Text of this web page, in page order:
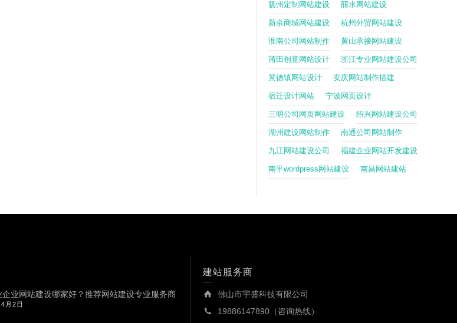
扬州定制网站建设 丽水网站建设
新余商城网站建设 杭州外贸网站建设
淮南公司网站制作 黄山承接网站建设
莆田创意网站设计 浙江专业网站建设公司
景德镇网站设计 安庆网站制作搭建
宿迁设计网站 宁波网页设计
三明公司网页网站建设 绍兴网站建设公司
湖州建设网站制作 南通公司网站制作
九江网站建设公司 福建企业网站开发建设
南平wordpress网站建设 南昌网站建站
企业网站建设哪家好？推荐网站建设专业服务商
月2日
建站服务商
佛山市宇盛科技有限公司
19886147890（咨询热线）